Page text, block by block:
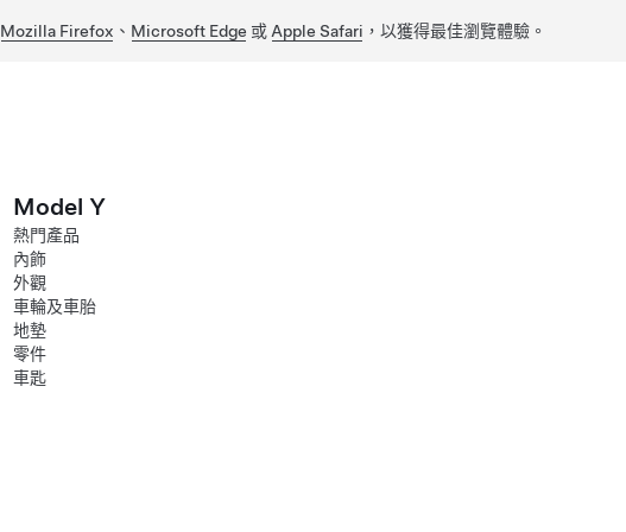
Mozilla Firefox 、 Microsoft Edge 或 Apple Safari ，以獲得最佳瀏覽體驗。
Model Y
熱門產品
內飾
外觀
車輪及車胎
地墊
零件
車匙